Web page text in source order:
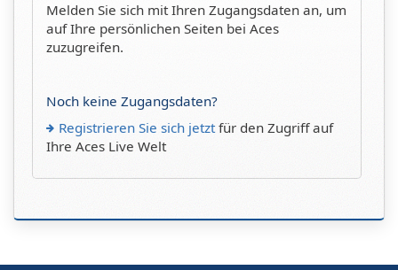
Melden Sie sich mit Ihren Zugangsdaten an, um
auf Ihre persönlichen Seiten bei Aces
zuzugreifen.
Noch keine Zugangsdaten?
Registrieren Sie sich jetztfür den Zugriff auf
Ihre Aces Live Welt